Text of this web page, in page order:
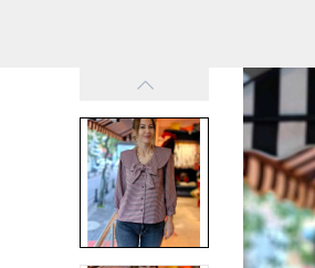
Yeni
Stokta Yok